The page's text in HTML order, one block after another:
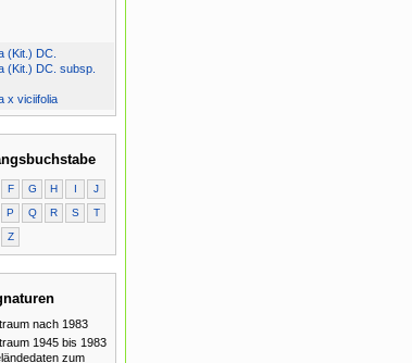
(Kit.) DC.
(Kit.) DC. subsp.
x viciifolia
F G H I
J
P Q R S
T
Z
nach 1983
1945 bis 1983
zum